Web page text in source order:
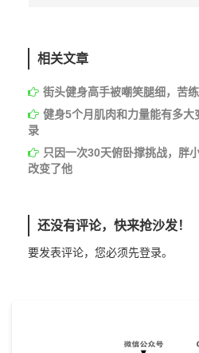
相关文章
街头健身高手被嘲笑腿细，苦
健身5个月肌肉和力量能有多
录
只因一次30天俯卧撑挑战，胖
改变了他
还没有评论，快来抢沙发！
要发表评论，您必须先登录。